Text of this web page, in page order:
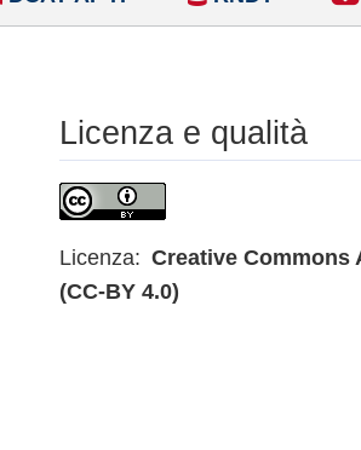
Licenza e qualità
Licenza: Creative Commons
(CC-BY 4.0)